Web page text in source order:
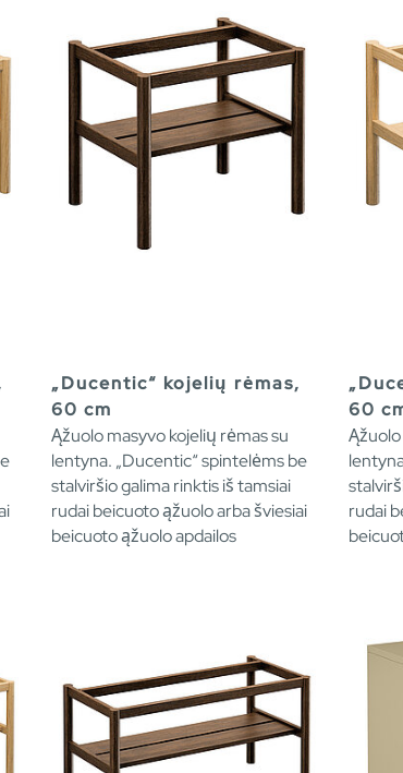
„Ducentic“ kojelių rėmas,
60 cm
Ąžuolo masyvo kojelių rėmas su
lentyna. „Ducentic“ spintelėms be
stalviršio galima rinktis iš tamsiai
rudai beicuoto ąžuolo arba šviesiai
beicuoto ąžuolo apdailos
60
rudai